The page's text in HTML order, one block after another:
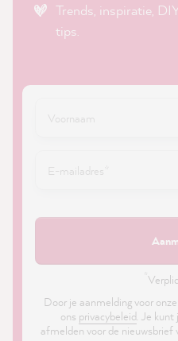
Trends, inspiratie,
tips.
Door je aanmelding voor
ons privacybeleid. Je
afmelden voor de